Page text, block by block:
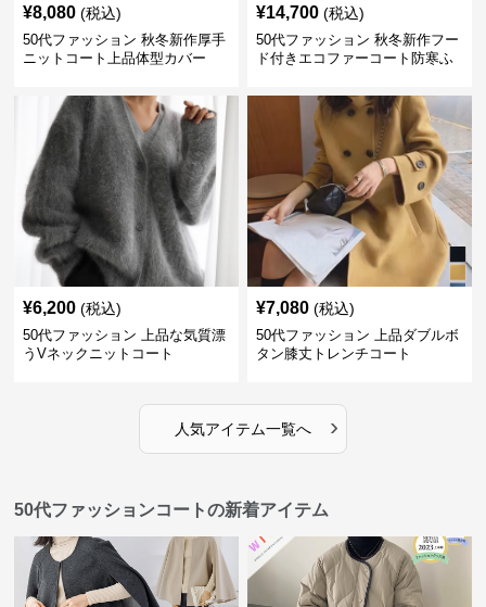
¥8,080 (税込)
50代ファッション 秋冬新作厚手
ニットコート上品体型カバー
¥14,700 (税込)
50代ファッション 秋冬新作フー
ド付きエコファーコート防寒ふ
¥6,200 (税込)
50代ファッション 上品な気質漂
うVネックニットコート
¥7,080 (税込)
50代ファッション 上品ダブルボ
タン膝丈トレンチコート
人気アイテム一覧へ ›
50代ファッションコートの新着アイテム